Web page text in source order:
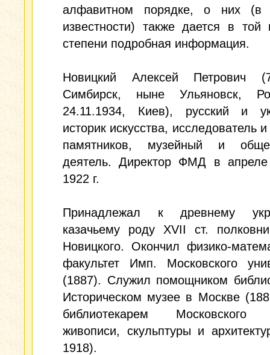
алфавитном порядке, о них (в
известности) также дается в той
степени подробная информация.
Новицкий Алексей Петрович
Симбирск, ныне Ульяновск,
24.11.1934, Киев), русский и
историк искусства, исследователь
памятников, музейный и
деятель. Директор ФМД в
1922 г.
Принадлежал к древнему
казачьему роду XVII ст.
Новицкого. Окончил физико-
факультет Имп. Московского
(1887). Служил помощником
Историческом музее в Москве
библиотекарем Московского
живописи, скульптуры и
1918).